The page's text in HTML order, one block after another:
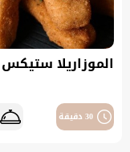
الموزاريلا ستيكس
30 دقيقة